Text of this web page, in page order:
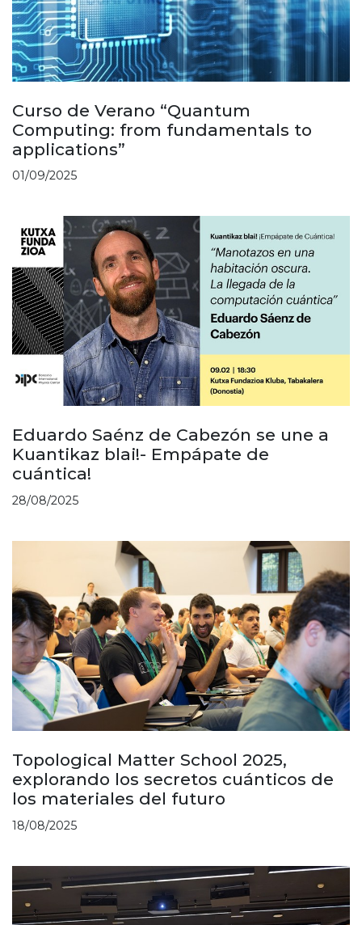
Curso de Verano “Quantum
Computing: from fundamentals to
applications”
01/09/2025
Eduardo Saénz de Cabezón se une a
Kuantikaz blai!- Empápate de
cuántica!
28/08/2025
Topological Matter School 2025,
explorando los secretos cuánticos de
los materiales del futuro
18/08/2025